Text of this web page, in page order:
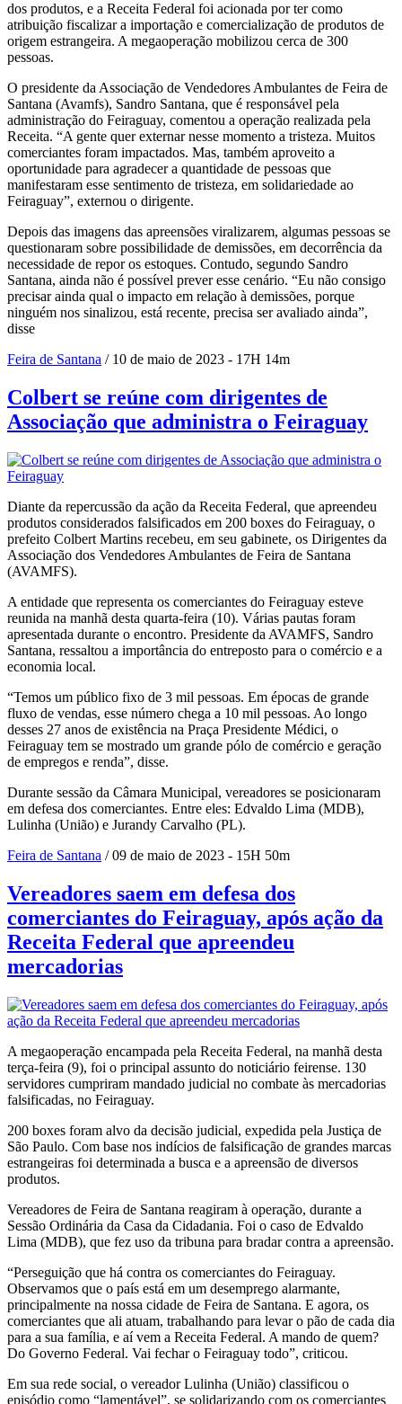
dos produtos, e a Receita Federal foi acionada por ter como
atribuição fiscalizar a importação e comercialização de produtos de
origem estrangeira. A megaoperação mobilizou cerca de 300
pessoas.
O presidente da Associação de Vendedores Ambulantes de Feira de
Santana (Avamfs), Sandro Santana, que é responsável pela
administração do Feiraguay, comentou a operação realizada pela
Receita. “A gente quer externar nesse momento a tristeza. Muitos
comerciantes foram impactados. Mas, também aproveito a
oportunidade para agradecer a quantidade de pessoas que
manifestaram esse sentimento de tristeza, em solidariedade ao
Feiraguay”, externou o dirigente.
Depois das imagens das apreensões viralizarem, algumas pessoas se
questionaram sobre possibilidade de demissões, em decorrência da
necessidade de repor os estoques. Contudo, segundo Sandro
Santana, ainda não é possível prever esse cenário. “Eu não consigo
precisar ainda qual o impacto em relação à demissões, porque
ninguém nos sinalizou, está recente, precisa ser avaliado ainda”,
disse
Feira de Santana / 10 de maio de 2023 - 17H 14m
Colbert se reúne com dirigentes de
Associação que administra o Feiraguay
Diante da repercussão da ação da Receita Federal, que apreendeu
produtos considerados falsificados em 200 boxes do Feiraguay, o
prefeito Colbert Martins recebeu, em seu gabinete, os Dirigentes da
Associação dos Vendedores Ambulantes de Feira de Santana
(AVAMFS).
A entidade que representa os comerciantes do Feiraguay esteve
reunida na manhã desta quarta-feira (10). Várias pautas foram
apresentada durante o encontro. Presidente da AVAMFS, Sandro
Santana, ressaltou a importância do entreposto para o comércio e a
economia local.
“Temos um público fixo de 3 mil pessoas. Em épocas de grande
fluxo de vendas, esse número chega a 10 mil pessoas. Ao longo
desses 27 anos de existência na Praça Presidente Médici, o
Feiraguay tem se mostrado um grande pólo de comércio e geração
de empregos e renda”, disse.
Durante sessão da Câmara Municipal, vereadores se posicionaram
em defesa dos comerciantes. Entre eles: Edvaldo Lima (MDB),
Lulinha (União) e Jurandy Carvalho (PL).
Feira de Santana / 09 de maio de 2023 - 15H 50m
Vereadores saem em defesa dos
comerciantes do Feiraguay, após ação da
Receita Federal que apreendeu
mercadorias
A megaoperação encampada pela Receita Federal, na manhã desta
terça-feira (9), foi o principal assunto do noticiário feirense. 130
servidores cumpriram mandado judicial no combate às mercadorias
falsificadas, no Feiraguay.
200 boxes foram alvo da decisão judicial, expedida pela Justiça de
São Paulo. Com base nos indícios de falsificação de grandes marcas
estrangeiras foi determinada a busca e a apreensão de diversos
produtos.
Vereadores de Feira de Santana reagiram à operação, durante a
Sessão Ordinária da Casa da Cidadania. Foi o caso de Edvaldo
Lima (MDB), que fez uso da tribuna para bradar contra a apreensão.
“Perseguição que há contra os comerciantes do Feiraguay.
Observamos que o país está em um desemprego alarmante,
principalmente na nossa cidade de Feira de Santana. E agora, os
comerciantes que ali atuam, trabalhando para levar o pão de cada dia
para a sua família, e aí vem a Receita Federal. A mando de quem?
Do Governo Federal. Vai fechar o Feiraguay todo”, criticou.
Em sua rede social, o vereador Lulinha (União) classificou o
episódio como “lamentável”, se solidarizando com os comerciantes